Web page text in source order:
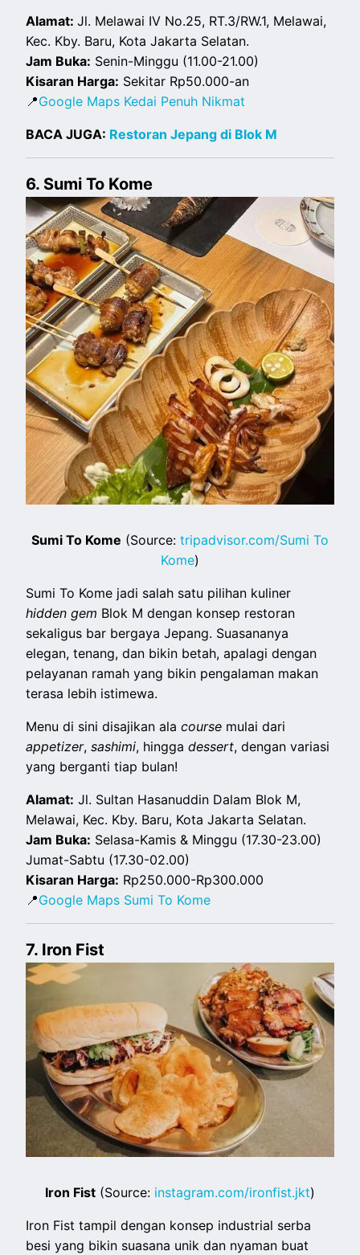
Alamat:Jl. Melawai IV No.25, RT.3/RW.1, Melawai,
Kec. Kby. Baru, Kota Jakarta Selatan.
Jam Buka: Senin-Minggu (11.00-21.00)
Kisaran Harga: Sekitar Rp50.000-an
📍Google Maps Kedai Penuh Nikmat
BACA JUGA: Restoran Jepang di Blok M
6. Sumi To Kome
Sumi To Kome (Source: tripadvisor.com/Sumi To
Kome)
Sumi To Kome jadi salah satu pilihan kuliner
hidden gem Blok M dengan konsep restoran
sekaligus bar bergaya Jepang. Suasananya
elegan, tenang, dan bikin betah, apalagi dengan
pelayanan ramah yang bikin pengalaman makan
terasa lebih istimewa.
Menu di sini disajikan alacourse mulai dari
appetizer,sashimi, hinggadessert, dengan variasi
yang berganti tiap bulan!
Alamat: Jl. Sultan Hasanuddin Dalam Blok M,
Melawai, Kec. Kby. Baru, Kota Jakarta Selatan.
Jam Buka: Selasa-Kamis & Minggu (17.30-23.00)
Jumat-Sabtu (17.30-02.00)
Kisaran Harga: Rp250.000-Rp300.000
📍Google Maps Sumi To Kome
7. Iron Fist
Iron Fist (Source: instagram.com/ironfist.jkt)
Iron Fist tampil dengan konsep industrial serba
besi yang bikin suasana unik dan nyaman buat